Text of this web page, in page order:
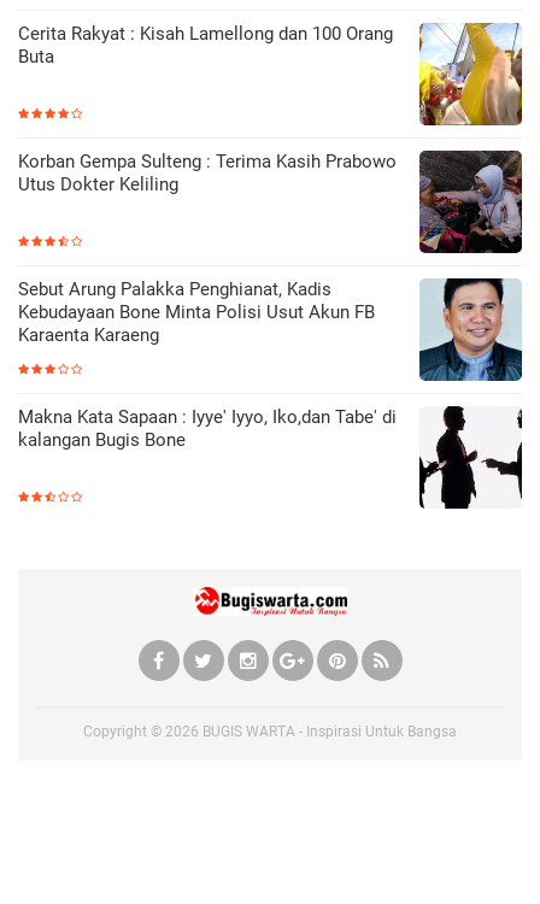
Cerita Rakyat : Kisah Lamellong dan 100 Orang
Buta
Korban Gempa Sulteng : Terima Kasih Prabowo
Utus Dokter Keliling
Sebut Arung Palakka Penghianat, Kadis
Kebudayaan Bone Minta Polisi Usut Akun FB
Karaenta Karaeng
Makna Kata Sapaan : Iyye' Iyyo, Iko,dan Tabe' di
kalangan Bugis Bone
Copyright © 2026 BUGIS WARTA - Inspirasi Untuk Bangsa